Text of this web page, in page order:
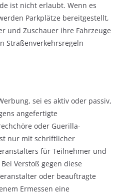
ist nicht erlaubt. Wenn es
Parkplätze bereitgestellt,
und Zuschauer ihre Fahrzeuge
Straßenverkehrsregeln
sei es aktiv oder passiv,
angefertigte
oder Guerilla-
nur mit schriftlicher
für Teilnehmer und
Verstoß gegen diese
oder beauftragte
Ermessen eine